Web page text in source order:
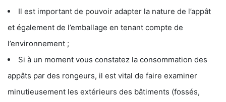
Il est important de pouvoir adapter la nature de l’appât
et également de l’emballage en tenant compte de
l’environnement ;
Si à un moment vous constatez la consommation des
appâts par des rongeurs, il est vital de faire examiner
minutieusement les extérieurs des bâtiments (fossés,